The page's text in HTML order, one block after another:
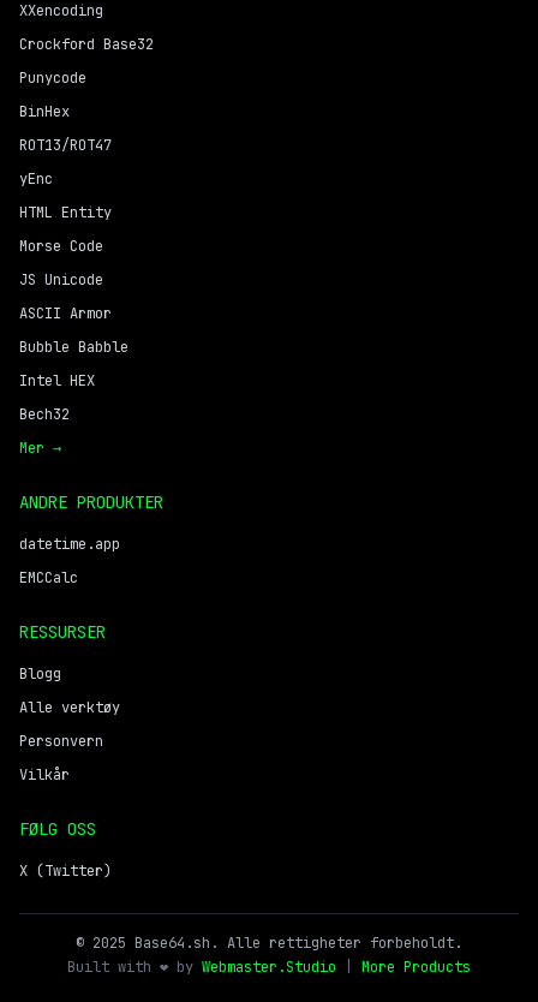
XXencoding
Crockford Base32
Punycode
BinHex
ROT13/ROT47
yEnc
HTML Entity
Morse Code
JS Unicode
ASCII Armor
Bubble Babble
Intel HEX
Bech32
Mer →
ANDRE PRODUKTER
datetime.app
EMCCalc
RESSURSER
Blogg
Alle verktøy
Personvern
Vilkår
FØLG OSS
X (Twitter)
© 2025 Base64.sh. Alle rettigheter forbeholdt.
Built with ❤️ by Webmaster.Studio More Products